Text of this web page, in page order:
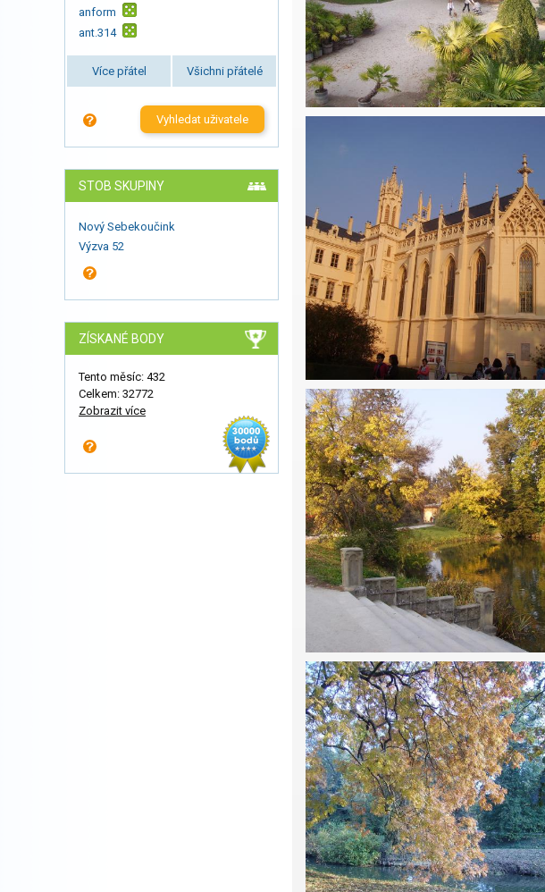
anform
ant.314
Více přátel Všichni přátelé
Vyhledat uživatele
STOB SKUPINY
Nový Sebekoučink
Výzva 52
ZÍSKANÉ BODY
Tento měsíc: 432
Celkem: 32772
Zobrazit více